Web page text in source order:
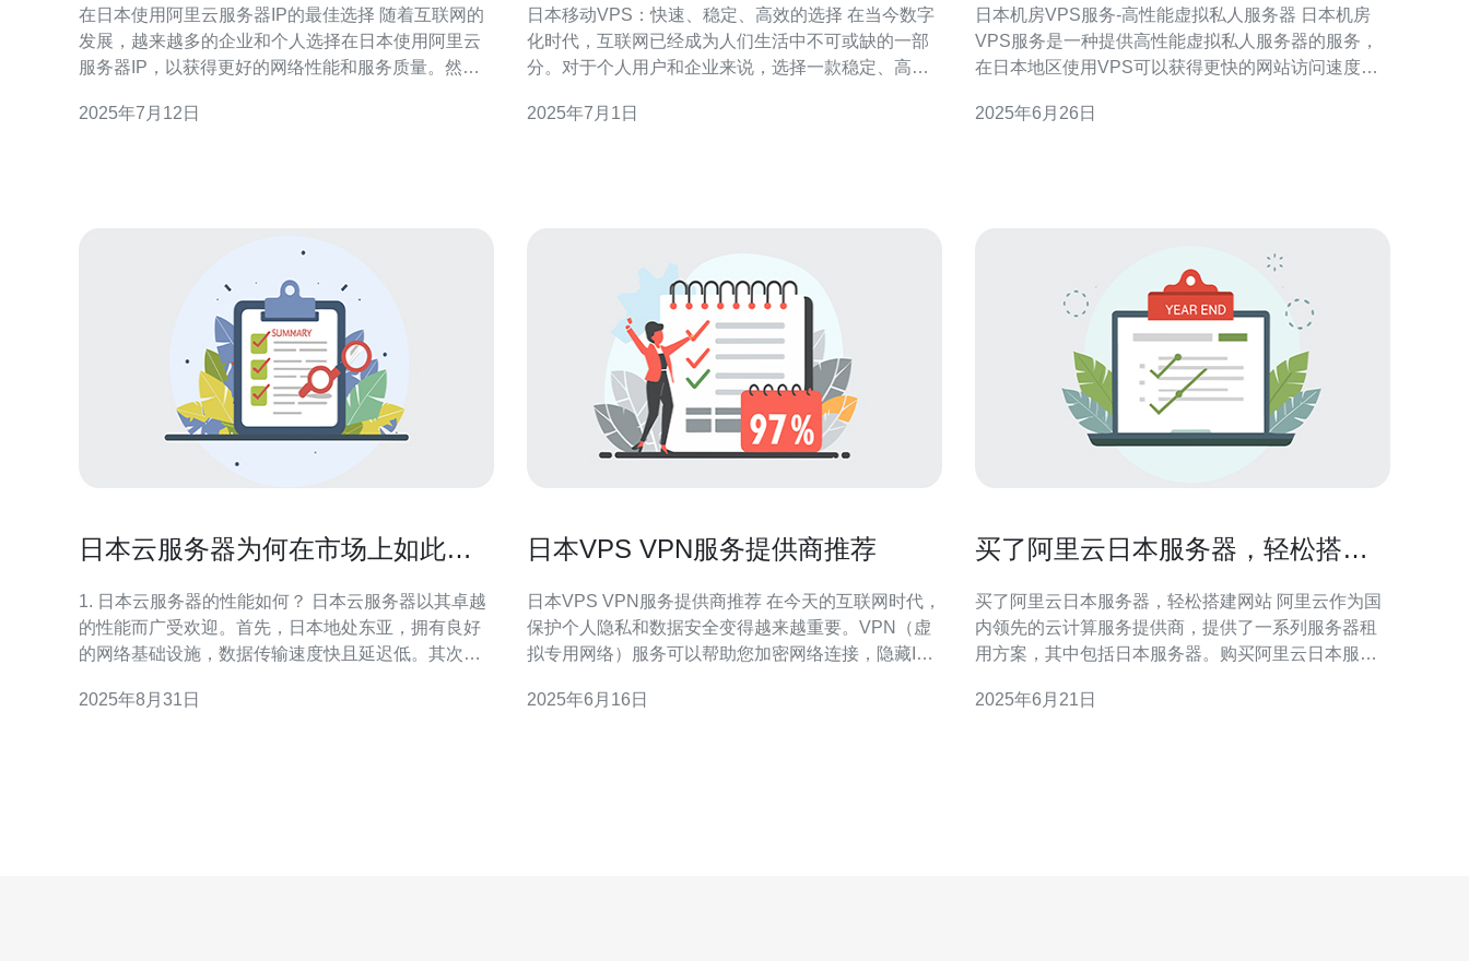
在日本使用阿里云服务器IP的最佳选择 随着互联网的
发展，越来越多的企业和个人选择在日本使用阿里云
服务器IP，以获得更好的网络性能和服务质量。然
至关重要。 阿里云是全球领先的云计算服务提供商，
2025年7月12日
日本移动VPS：快速、稳定、高效的选择 在当今数字
化时代，互联网已经成为人们生活中不可或缺的一部
分。对于个人用户和企业来说，选择一款稳定、高效
因其快速、稳定、高效的特点备受青睐，成为许多用
2025年7月1日
日本机房VPS服务-高性能虚拟私人服务器 日本机房
VPS服务是一种提供高性能虚拟私人服务器的服务，
在日本地区使用VPS可以获得更快的网站访问速度和
势。首先，日本作为一个技术先进的国家，拥有先进
2025年6月26日
日本云服务器为何在市场上如此受
1. 日本云服务器的性能如何？ 日本云服务器以其卓越
的性能而广受欢迎。首先，日本地处东亚，拥有良好
的网络基础设施，数据传输速度快且延迟低。其次，
用户能够享受到更快速的响应时间。此外，日本云服
2025年8月31日
日本VPS VPN服务提供商推荐
日本VPS VPN服务提供商推荐 在今天的互联网时代，
保护个人隐私和数据安全变得越来越重要。VPN（虚
拟专用网络）服务可以帮助您加密网络连接，隐藏IP
务，以下是一些值得推荐的VPS VPN服务提供商。
2025年6月16日
买了阿里云日本服务器，轻松搭建
买了阿里云日本服务器，轻松搭建网站 阿里云作为国
内领先的云计算服务提供商，提供了一系列服务器租
用方案，其中包括日本服务器。购买阿里云日本服务
定性，为用户提供更好的浏览体验。 1. 海外访问速度
2025年6月21日